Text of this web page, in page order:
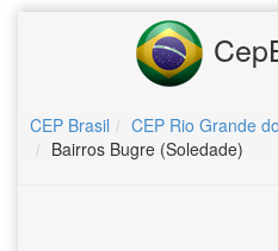
CEP Brasil
CEP Rio Grande
Bairros Bugre (Soledade)